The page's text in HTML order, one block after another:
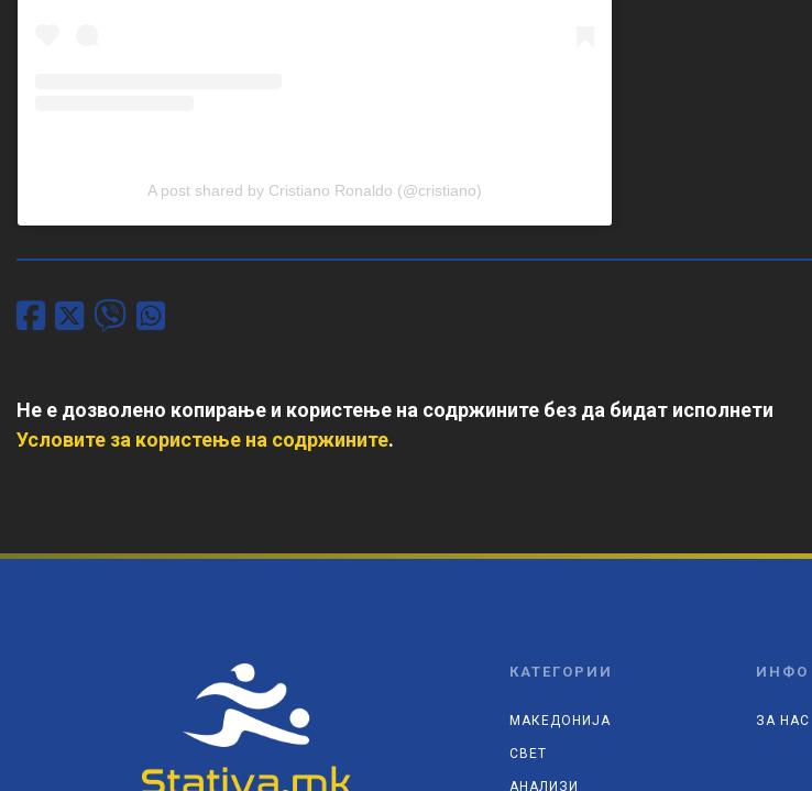
A post shared by Cristiano Ronaldo (@cristiano)
Не е дозволено копирање и користење на содржините без да бидат исполнети
Условите за користење на содржините.
КАТЕГОРИИ
МАКЕДОНИЈА
СВЕТ
АНАЛИЗИ
ИНФО
ЗА НАС